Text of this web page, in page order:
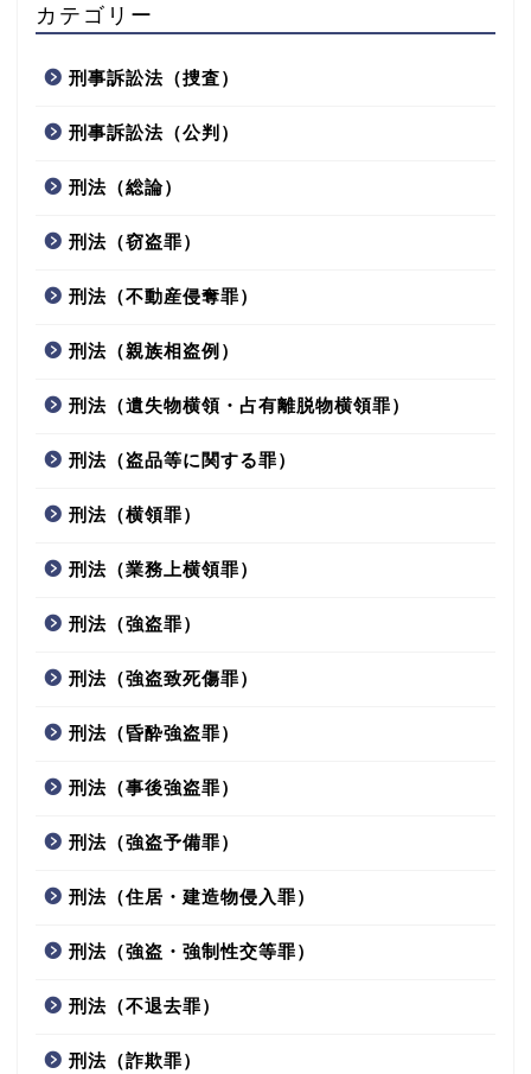
カテゴリー
刑事訴訟法（捜査）
刑事訴訟法（公判）
刑法（総論）
刑法（窃盗罪）
刑法（不動産侵奪罪）
刑法（親族相盗例）
刑法（遺失物横領・占有離脱物横領罪）
刑法（盗品等に関する罪）
刑法（横領罪）
刑法（業務上横領罪）
刑法（強盗罪）
刑法（強盗致死傷罪）
刑法（昏酔強盗罪）
刑法（事後強盗罪）
刑法（強盗予備罪）
刑法（住居・建造物侵入罪）
刑法（強盗・強制性交等罪）
刑法（不退去罪）
刑法（詐欺罪）